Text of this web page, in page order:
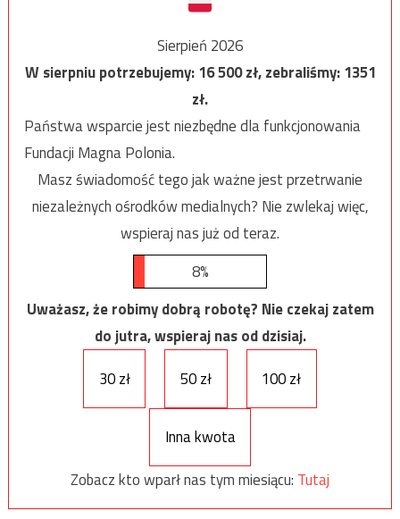
Sierpień 2026
W sierpniu potrzebujemy:16 500zł, zebraliśmy:1351
zł.
Państwa wsparcie jest niezbędne dla funkcjonowania
Fundacji Magna Polonia.
Masz świadomość tego jak ważne jest przetrwanie
niezależnych ośrodków medialnych? Nie zwlekaj więc,
wspieraj nas już od teraz.
8%
Uważasz, że robimy dobrą robotę? Nie czekaj zatem
do jutra, wspieraj nas od dzisiaj.
30 zł
50 zł 100 zł
Inna kwota
Zobacz kto wparł nas tym miesiącu: Tutaj